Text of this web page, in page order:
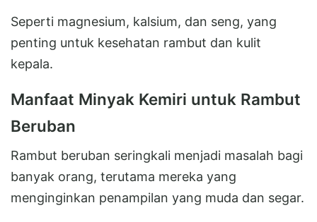
Seperti magnesium, kalsium, dan seng, yang
penting untuk kesehatan rambut dan kulit
kepala.
Manfaat Minyak Kemiri untuk Rambut
Beruban
Rambut beruban seringkali menjadi masalah bagi
banyak orang, terutama mereka yang
menginginkan penampilan yang muda dan segar.